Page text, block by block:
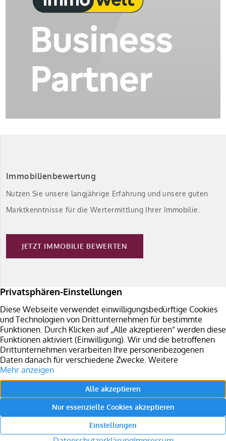
Immobilienbewertung
Nutzen Sie unsere langjährige Erfahrung und unsere guten
Marktkenntnisse für die Wertermittlung Ihrer Immobilie.
JETZT IMMOBILIE BEWERTEN
Immobilie verkaufen
Sie planen den Verkauf Ihrer Immobilie in Südbaden?
Überzeugen Sie sich von unseren Leistungen.